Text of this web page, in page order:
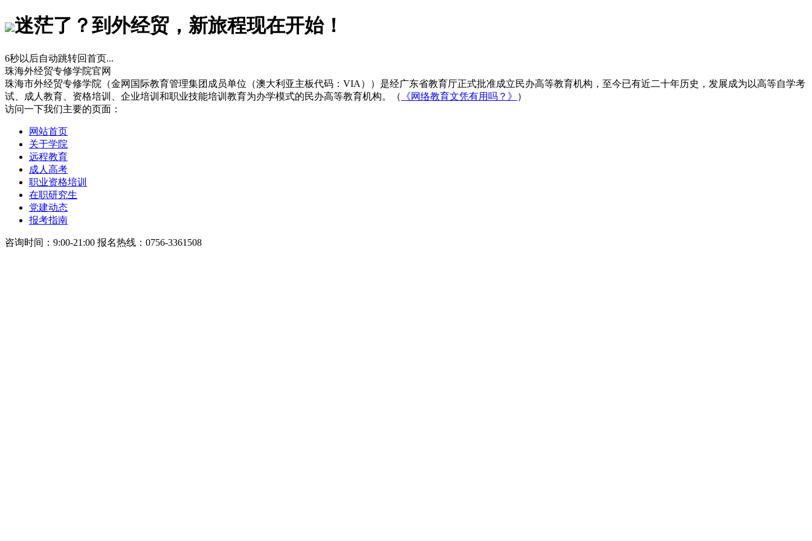
迷茫了？到外经贸，新旅程现在开始！
6秒以后自动跳转回首页...
珠海外经贸专修学院官网
珠海市外经贸专修学院（金网国际教育管理集团成员单位（澳大利亚主板代码：VIA））是经广东省教育厅正式批准成立民办高等教育机构，至今已有近二十年历史，发展成为以高等自学考
试、成人教育、资格培训、企业培训和职业技能培训教育为办学模式的民办高等教育机构。（
《网络教育文凭有用吗？》
）
访问一下我们主要的页面：
网站首页
关于学院
远程教育
成人高考
职业资格培训
在职研究生
党建动态
报考指南
咨询时间：9:00-21:00 报名热线：0756-3361508